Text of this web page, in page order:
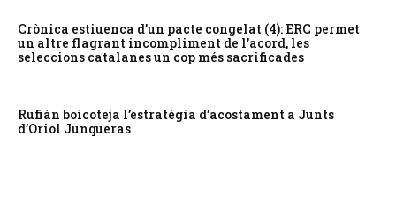
Crònica estiuenca d’un pacte congelat (4): ERC permet
un altre flagrant incompliment de l’acord, les
seleccions catalanes un cop més sacrificades
Rufián boicoteja l’estratègia d’acostament a Junts
d’Oriol Junqueras